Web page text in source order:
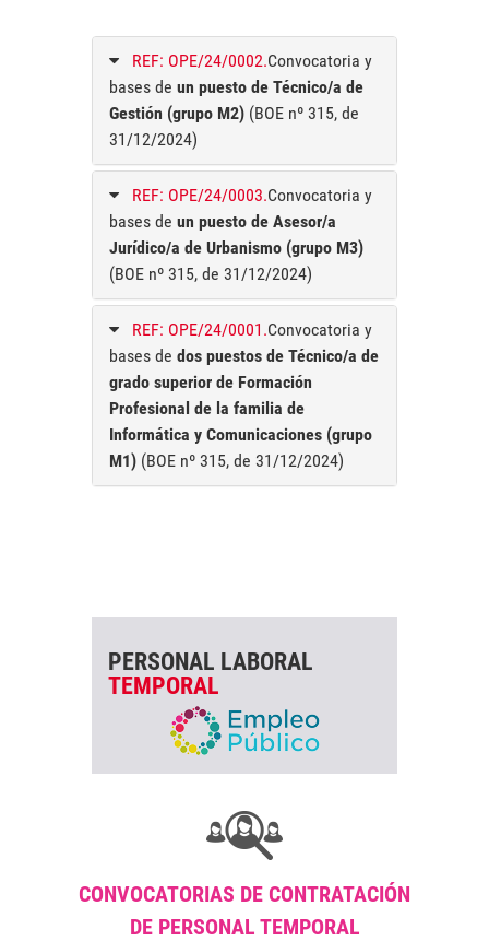
REF: OPE/24/0002.Convocatoria y
bases de un puesto de Técnico/a de
Gestión (grupo M2) (BOE nº 315, de
31/12/2024)
REF: OPE/24/0003.Convocatoria y
bases de un puesto de Asesor/a
Jurídico/a de Urbanismo (grupo M3)
(BOE nº 315, de 31/12/2024)
REF: OPE/24/0001.Convocatoria y
bases de dos puestos de Técnico/a de
grado superior de Formación
Profesional de la familia de
Informática y Comunicaciones (grupo
M1) (BOE nº 315, de 31/12/2024)
PERSONAL LABORAL
TEMPORAL
CONVOCATORIAS DE CONTRATACIÓN
DE PERSONAL TEMPORAL